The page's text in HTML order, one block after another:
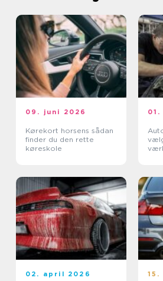
09. juni 2026
Kørekort horsens sådan
finder du den rette
køreskole
02. april 2026 15.